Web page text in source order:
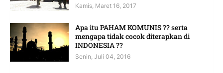
Kamis, Maret 16, 2017
Apa itu PAHAM KOMUNIS ?? serta
mengapa tidak cocok diterapkan di
INDONESIA ??
Senin, Juli 04, 2016